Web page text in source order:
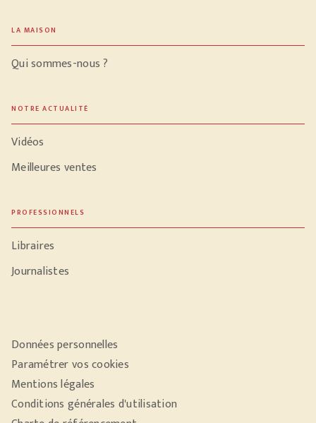
LA MAISON
Qui sommes-nous ?
NOTRE ACTUALITÉ
Vidéos
Meilleures ventes
PROFESSIONNELS
Libraires
Journalistes
Données personnelles
Paramétrer vos cookies
Mentions légales
Conditions générales d'utilisation